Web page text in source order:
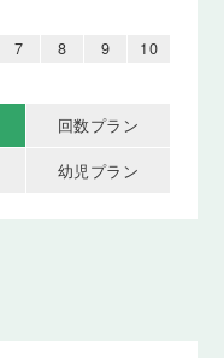
7 8 9
10
回数プラン
幼児プラン